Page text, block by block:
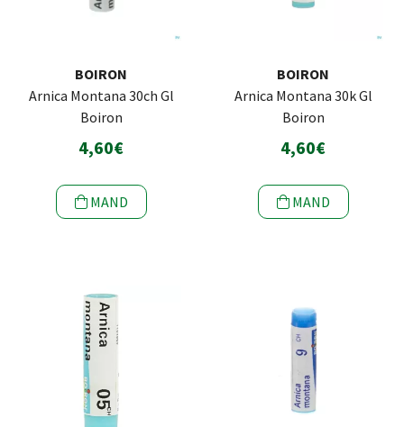
BOIRON
Arnica Montana 30ch Gl
Boiron
4,60€
MAND
BOIRON
Arnica Montana 30k Gl
Boiron
4,60€
MAND